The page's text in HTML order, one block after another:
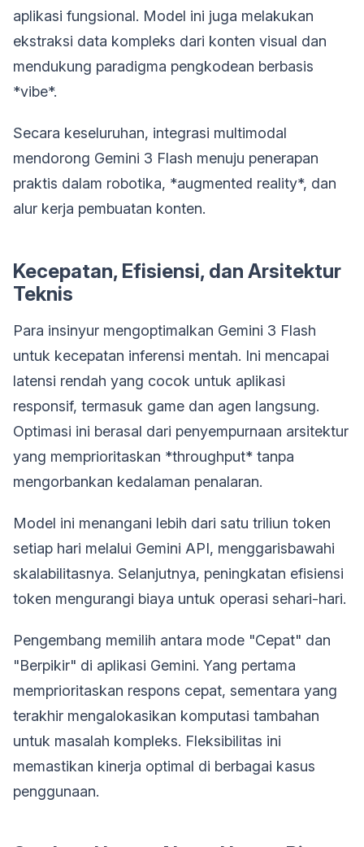
aplikasi fungsional. Model ini juga melakukan
ekstraksi data kompleks dari konten visual dan
mendukung paradigma pengkodean berbasis
*vibe*.
Secara keseluruhan, integrasi multimodal
mendorong Gemini 3 Flash menuju penerapan
praktis dalam robotika, *augmented reality*, dan
alur kerja pembuatan konten.
Kecepatan, Efisiensi, dan Arsitektur
Teknis
Para insinyur mengoptimalkan Gemini 3 Flash
untuk kecepatan inferensi mentah. Ini mencapai
latensi rendah yang cocok untuk aplikasi
responsif, termasuk game dan agen langsung.
Optimasi ini berasal dari penyempurnaan arsitektur
yang memprioritaskan *throughput* tanpa
mengorbankan kedalaman penalaran.
Model ini menangani lebih dari satu triliun token
setiap hari melalui Gemini API, menggarisbawahi
skalabilitasnya. Selanjutnya, peningkatan efisiensi
token mengurangi biaya untuk operasi sehari-hari.
Pengembang memilih antara mode "Cepat" dan
"Berpikir" di aplikasi Gemini. Yang pertama
memprioritaskan respons cepat, sementara yang
terakhir mengalokasikan komputasi tambahan
untuk masalah kompleks. Fleksibilitas ini
memastikan kinerja optimal di berbagai kasus
penggunaan.